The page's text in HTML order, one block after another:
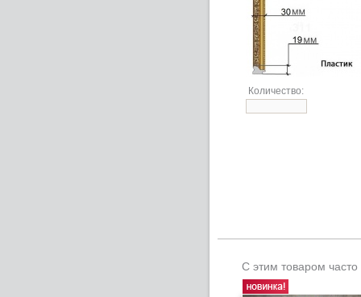
Количество:
С этим товаром часто